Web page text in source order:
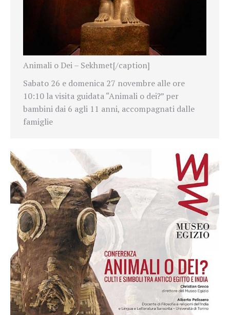
Animali o Dei – Sekhmet[/caption]
Sabato 26 e domenica 27 novembre alle ore
10:10 la visita guidata “Animali o dei?” per
bambini dai 6 agli 11 anni, accompagnati dalle
famiglie